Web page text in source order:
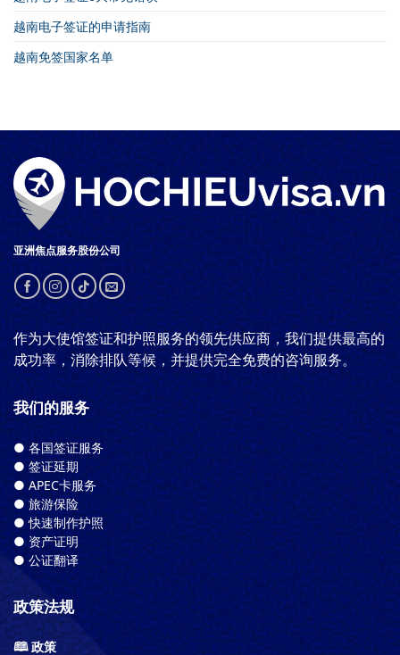
越南电子签证的申请指南
越南免签国家名单
亚洲焦点服务股份公司
作为大使馆签证和护照服务的领先供应商，我们提供最高的
成功率，消除排队等候，并提供完全免费的咨询服务。
我们的服务
● 各国签证服务
● 签证延期
● APEC卡服务
● 旅游保险
● 快速制作护照
● 资产证明
● 公证翻译
政策法规
🕮 政策